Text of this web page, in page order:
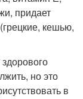
придает
кешью,
но это
в